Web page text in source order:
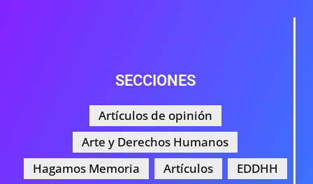
SECCIONES
Artículos de opinión
Arte y Derechos Humanos
Hagamos Memoria
Artículos EDDHH